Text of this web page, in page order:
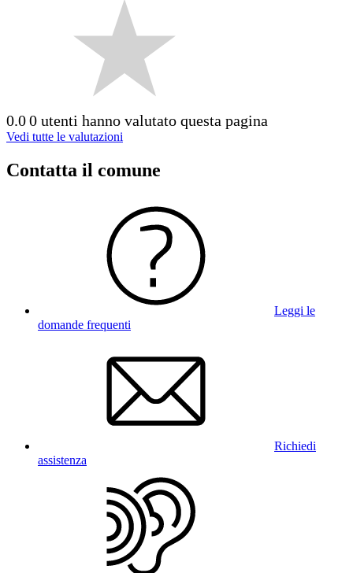
0.00 utenti hanno valutato questa pagina
Vedi tutte le valutazioni
Contatta il comune
Leggi le
domande frequenti
Richiedi
assistenza